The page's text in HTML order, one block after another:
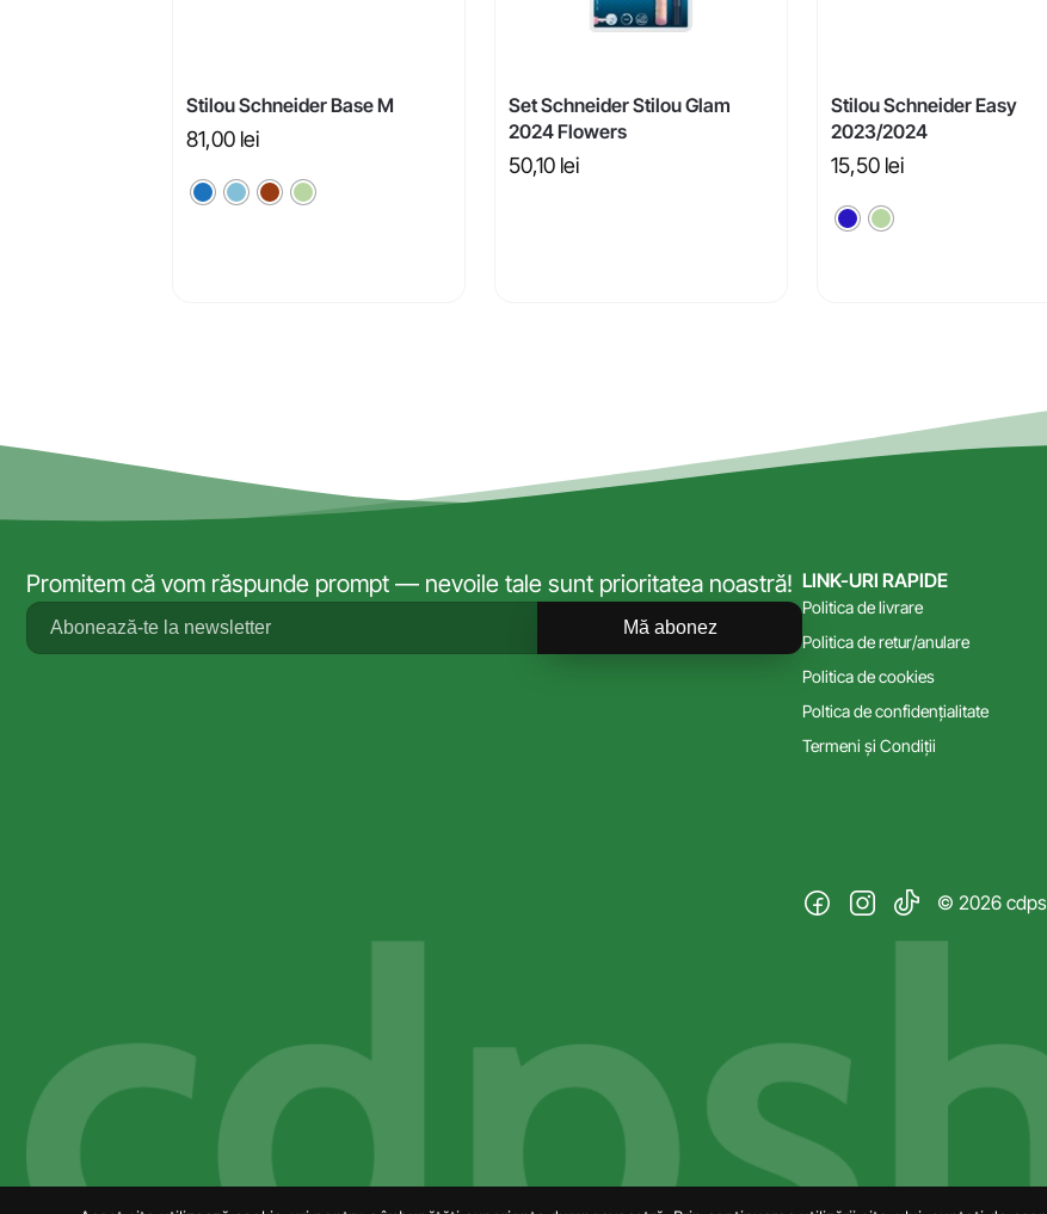
Stilou Schneider Base M
81,00 lei
Set Schneider Stilou Glam
2024 Flowers
50,10 lei
Stilou Schneider Easy
2023/2024
15,50 lei
Promitem că vom răspunde prompt — nevoile tale sunt prioritatea noastră!
Mă abonez
LINK-URI RAPIDE
Politica de livrare
Politica de retur/anulare
Politica de cookies
Poltica de confidențialitate
Termeni și Condiții
© 2026